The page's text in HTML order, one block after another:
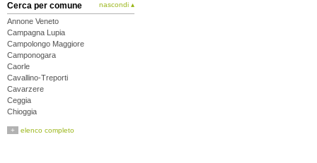
Cerca per comune nascondi ▴
Annone Veneto
Campagna Lupia
Campolongo Maggiore
Camponogara
Caorle
Cavallino-Treporti
Cavarzere
Ceggia
Chioggia
Cona
+ elenco completo